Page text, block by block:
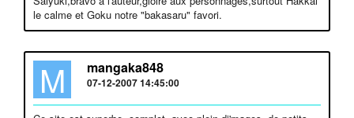
le calme et Goku notre "bakasaru" favori.
M mangaka848
07-12-2007 14:45:00